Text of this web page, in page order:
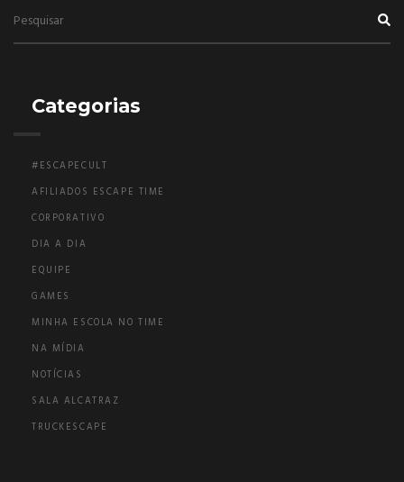
Categorias
#ESCAPECULT
AFILIADOS ESCAPE TIME
CORPORATIVO
DIA A DIA
EQUIPE
GAMES
MINHA ESCOLA NO TIME
NA MÍDIA
NOTÍCIAS
SALA ALCATRAZ
TRUCKESCAPE